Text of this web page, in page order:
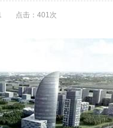
点击：401次